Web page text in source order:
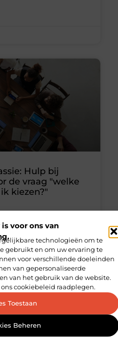
voor ons van
technologieën om te
gebruikt en om uw ervaring te
voor verschillende doeleinden
van gepersonaliseerde
van het gebruik van de website.
cookiebeleid raadplegen.
Toestaan
Beheren
Hulp bij
de vraag "welke
kiezen?"
met professioneel
juiste opleiding is een
maar soms